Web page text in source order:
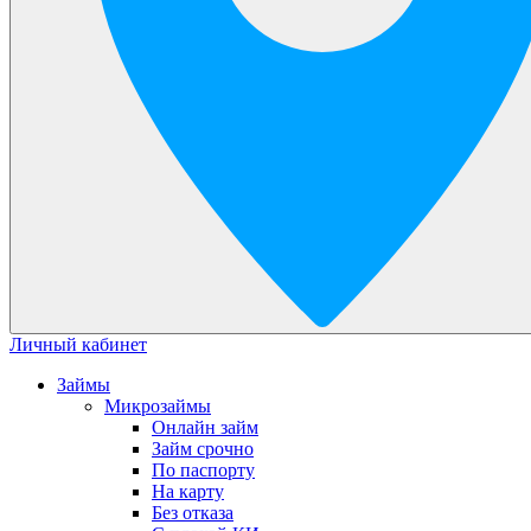
Личный кабинет
Займы
Микрозаймы
Онлайн займ
Займ срочно
По паспорту
На карту
Без отказа